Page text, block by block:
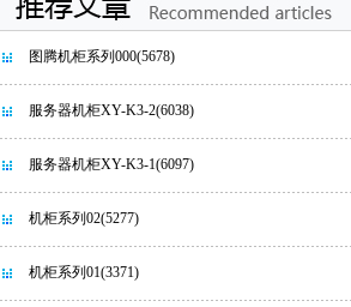
图腾机柜系列000(5678)
服务器机柜XY-K3-2(6038)
服务器机柜XY-K3-1(6097)
机柜系列02(5277)
机柜系列01(3371)